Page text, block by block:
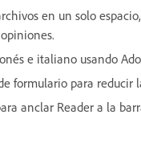
en un solo
e italiano usando
formulario para reducir
anclar Reader a la